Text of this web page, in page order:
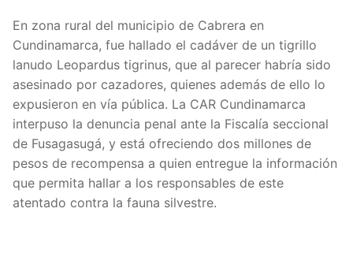
En zona rural del municipio de Cabrera en
Cundinamarca, fue hallado el cadáver de un tigrillo
lanudo Leopardus tigrinus, que al parecer habría sido
asesinado por cazadores, quienes además de ello lo
expusieron en vía pública. La CAR Cundinamarca
interpuso la denuncia penal ante la Fiscalía seccional
de Fusagasugá, y está ofreciendo dos millones de
pesos de recompensa a quien entregue la información
que permita hallar a los responsables de este
atentado contra la fauna silvestre.